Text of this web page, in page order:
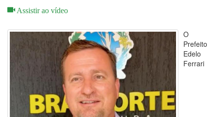
Assistir ao vídeo
O
Prefeito
Edelo
Ferrari